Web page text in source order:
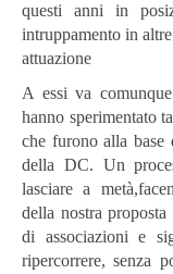
questi anni in
intruppamento in
attuazione
A essi va
hanno sperimentato
che furono alla base
della DC. Un
lasciare a
della nostra
di associazioni e
ripercorrere, senza